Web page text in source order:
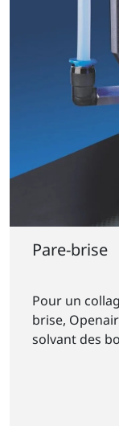
Pare-brise
Pour un
brise,
solvant des